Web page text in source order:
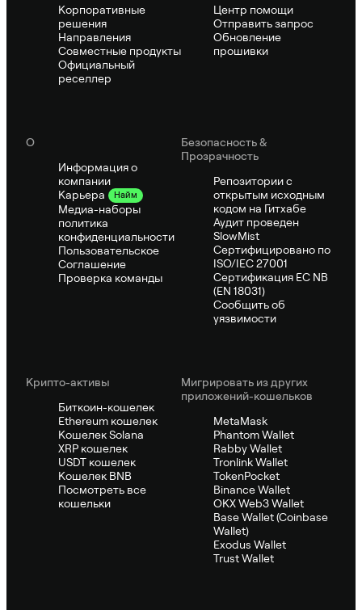
Корпоративные
решения
Направления
Совместные продукты
Официальный
реселлер
Центр помощи
Отправить запрос
Обновление
прошивки
О
Информация о
компании
Карьера
Найм
Медиа-наборы
политика
конфиденциальности
Пользовательское
Соглашение
Проверка команды
Безопасность &
Прозрачность
Репозитории с
открытым исходным
кодом на Гитхабе
Аудит проведен
SlowMist
Сертифицировано по
ISO/IEC 27001
Сертификация ЕС NB
(EN 18031)
Сообщить об
уязвимости
Крипто-активы
Биткоин-кошелек
Ethereum кошелек
Кошелек Solana
XRP кошелек
USDT кошелек
Кошелек BNB
Посмотреть все
кошельки
Мигрировать из других
приложений-кошельков
MetaMask
Phantom Wallet
Rabby Wallet
Tronlink Wallet
TokenPocket
Binance Wallet
OKX Web3 Wallet
Base Wallet (Coinbase
Wallet)
Exodus Wallet
Trust Wallet